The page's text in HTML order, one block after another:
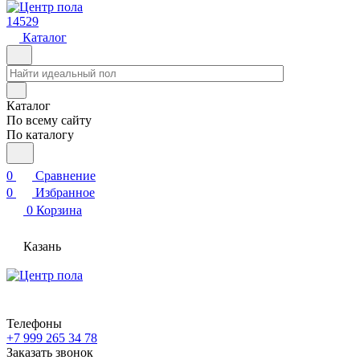
14529
Каталог
Каталог
По всему сайту
По каталогу
0
Сравнение
0
Избранное
0 Корзина
Казань
Телефоны
+7 999 265 34 78
Заказать звонок